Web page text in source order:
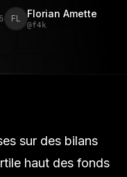
FL Florian Amette
@f4k
sur des bilans
haut des fonds